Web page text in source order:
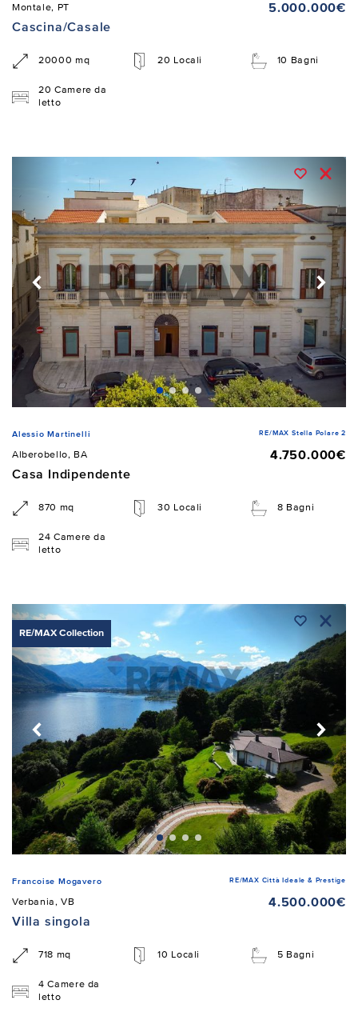
Montale, PT
5.000.000€
Cascina/Casale
20000 mq 20 Locali 10 Bagni
20 Camere da
letto
Alessio Martinelli RE/MAX Stella Polare 2
Alberobello, BA
4.750.000€
Casa Indipendente
870 mq 30 Locali 8 Bagni
24 Camere da
letto
RE/MAX Collection
Francoise Mogavero RE/MAX Città Ideale & Prestige
Verbania, VB
4.500.000€
Villa singola
718 mq 10 Locali 5 Bagni
4 Camere da
letto